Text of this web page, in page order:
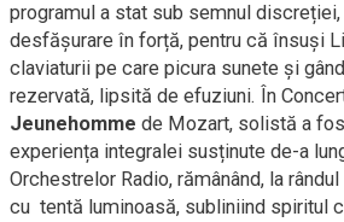
programul a stat sub semnul
desfășurare în forță, pentru că însuși
claviaturii pe care picura sunete și
rezervată, lipsită de efuziuni. În
Jeunehomme de Mozart, solistă a
experiența integralei susținute de-a
Orchestrelor Radio, rămânând, la
cu tentă luminoasă, subliniind spiritul